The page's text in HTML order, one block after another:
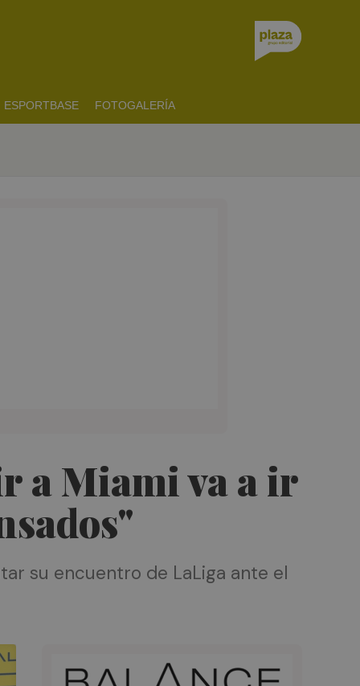
ESPORTBASE FOTOGALERÍA
a Miami va a ir
su encuentro de LaLiga ante el